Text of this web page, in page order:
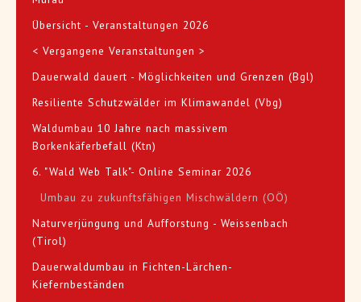
Übersicht - Veranstaltungen 2026
< Vergangene Veranstaltungen >
Dauerwald dauert - Möglichkeiten und Grenzen (Bgl)
Resiliente Schutzwälder im Klimawandel (Vbg)
Waldumbau 10 Jahre nach massivem
Borkenkäferbefall (Ktn)
6. "Wald Web Talk"- Online Seminar 2026
Umbau zu zukunftsfähigen Mischwäldern (OÖ)
Naturverjüngung und Aufforstung - Weissenbach
(Tirol)
Dauerwaldumbau in Fichten-Lärchen-
Kiefernbeständen